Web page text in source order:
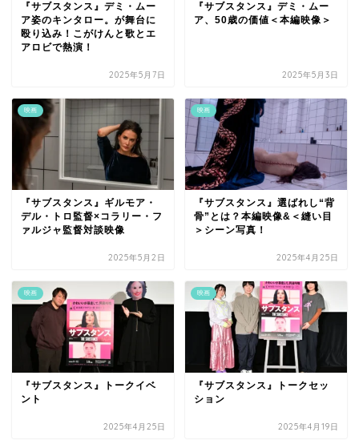
『サブスタンス』デミ・ムー
ア姿のキンタロー。が舞台に
殴り込み！こがけんと歌とエ
アロビで熱演！
2025年5月7日
『サブスタンス』デミ・ムー
ア、50歳の価値＜本編映像＞
2025年5月3日
映画
『サブスタンス』ギルモア・
デル・トロ監督×コラリー・フ
ァルジャ監督対談映像
2025年5月2日
映画
『サブスタンス』選ばれし“背
骨”とは？本編映像&＜縫い目
＞シーン写真！
2025年4月25日
映画
『サブスタンス』トークイベ
ント
2025年4月25日
映画
『サブスタンス』トークセッ
ション
2025年4月19日